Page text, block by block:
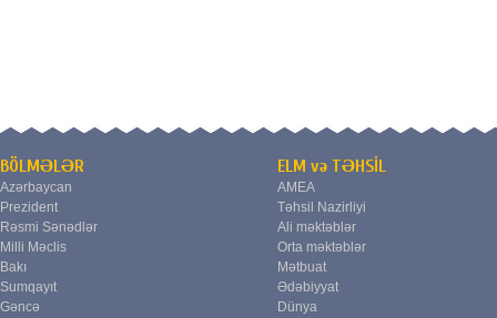
BÖLMƏLƏR
Azərbaycan
Prezident
Rəsmi Sənədlər
Milli Məclis
Bakı
Sumqayıt
Gəncə
ELM və TƏHSİL
AMEA
Təhsil Nazirliyi
Ali məktəblər
Orta məktəblər
Mətbuat
Ədəbiyyat
Dünya